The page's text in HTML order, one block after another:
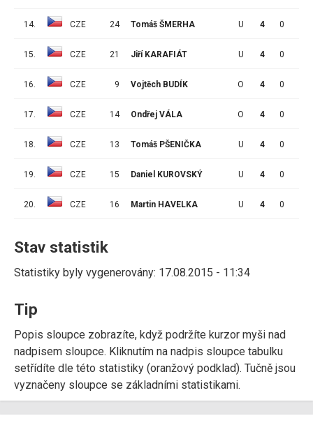
14. CZE 24 Tomáš ŠMERHA U 4 0
15. CZE 21 Jiří KARAFIÁT U 4 0
16. CZE 9 Vojtěch BUDÍK O 4 0
17. CZE 14 Ondřej VÁLA O 4 0
18. CZE 13 Tomáš PŠENIČKA U 4 0
19. CZE 15 Daniel KUROVSKÝ U 4 0
20. CZE 16 Martin HAVELKA U 4 0
Stav statistik
Statistiky byly vygenerovány: 17.08.2015 - 11:34
Tip
Popis sloupce zobrazíte, když podržíte kurzor myši nad
nadpisem sloupce. Kliknutím na nadpis sloupce tabulku
setřídíte dle této statistiky (oranžový podklad). Tučně jsou
vyznačeny sloupce se základními statistikami.